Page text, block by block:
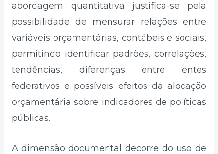
abordagem quantitativa justifica-se pela
possibilidade de mensurar relações entre
variáveis orçamentárias, contábeis e sociais,
permitindo identificar padrões, correlações,
tendências, diferenças entre entes
federativos e possíveis efeitos da alocação
orçamentária sobre indicadores de políticas
públicas.
A dimensão documental decorre do uso de